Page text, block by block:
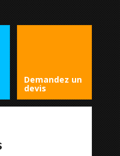
Demandez un
devis